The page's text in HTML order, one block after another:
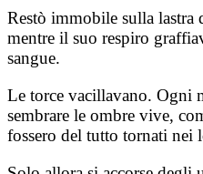
Restò immobile sulla lastra
mentre il suo respiro
sangue.
Le torce vacillavano. Ogni
sembrare le ombre vive,
fossero del tutto tornati nei